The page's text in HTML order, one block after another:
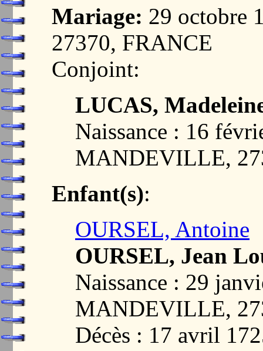
Mariage: 29 octobre
27370, FRANCE
Conjoint:
LUCAS,
Naissance : 16
MANDEVILLE,
Enfant(s):
OURSEL, Antoine
OURSEL, Jean
Naissance : 29
MANDEVILLE,
Décès : 17 avril